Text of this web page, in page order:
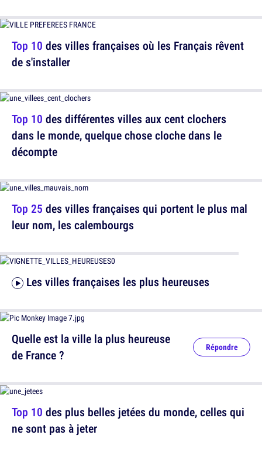
Top 10 des villes françaises où les Français rêvent
de s'installer
Top 25 des villes françaises qui portent le plus mal
leur nom, les calembourgs
Quelle est la ville la plus heureuse
de France ?
Répondre
Top 10 des différentes villes aux cent clochers
dans le monde, quelque chose cloche dans le
décompte
Les villes françaises les plus heureuses
Top 10 des plus belles jetées du monde, celles qui
ne sont pas à jeter